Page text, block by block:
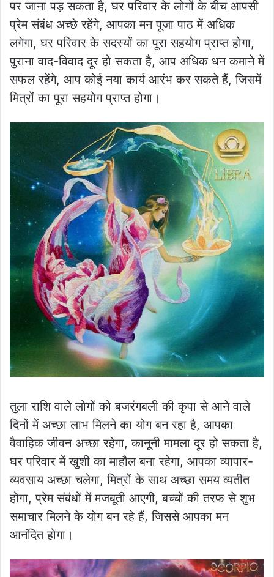
पर जाना पड़ सकता है, घर परिवार के लोगों के बीच आपसी
प्रेम संबंध अच्छे रहेंगे, आपका मन पूजा पाठ में अधिक
लगेगा, घर परिवार के सदस्यों का पूरा सहयोग प्राप्त होगा,
पुराना वाद-विवाद दूर हो सकता है, आप अधिक धन कमाने में
सफल रहेंगे, आप कोई नया कार्य आरंभ कर सकते हैं, जिसमें
मित्रों का पूरा सहयोग प्राप्त होगा।
तुला राशि वाले लोगों को बजरंगबली की कृपा से आने वाले
दिनों में अच्छा लाभ मिलने का योग बन रहा है, आपका
वैवाहिक जीवन अच्छा रहेगा, कानूनी मामला दूर हो सकता है,
घर परिवार में खुशी का माहौल बना रहेगा, आपका व्यापार-
व्यवसाय अच्छा चलेगा, मित्रों के साथ अच्छा समय व्यतीत
होगा, प्रेम संबंधों में मजबूती आएगी, बच्चों की तरफ से शुभ
समाचार मिलने के योग बन रहे हैं, जिससे आपका मन
आनंदित होगा।